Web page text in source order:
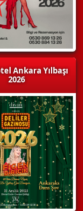
Ankara Yılbaşı
2026